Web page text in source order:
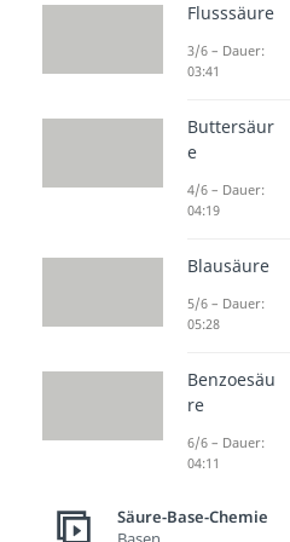
Nun stellst
warum eine
niedrigen
hohe
enthält.
dagegen
eine niedrige
Protonen.
Das hängt
pH-Wert
nämlich
Flusssäure
3/6 – Dauer:
03:41
Buttersäur
e
4/6 – Dauer:
04:19
Blausäure
5/6 – Dauer:
05:28
Benzoesäu
re
6/6 – Dauer:
04:11
Säure-Base-Chemie